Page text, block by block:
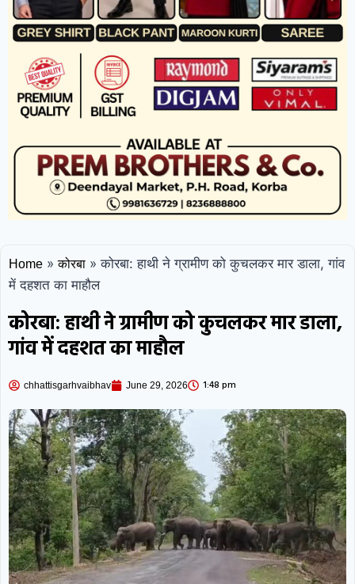
Home » कोरबा » कोरबा: हाथी ने ग्रामीण को कुचलकर मार डाला, गांव
में दहशत का माहौल
कोरबा: हाथी ने ग्रामीण को कुचलकर मार डाला,
गांव में दहशत का माहौल
chhattisgarhvaibhav June 29, 2026 1:48 pm